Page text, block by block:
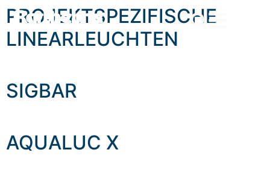
content
PROJEKTSPEZIFISCHE
LINEARLEUCHTEN
SIGBAR
AQUALUC X